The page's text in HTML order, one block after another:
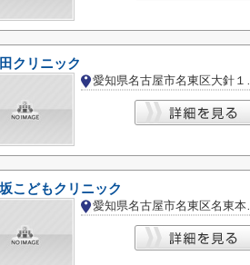
クリニック
愛知
こどもクリニック
愛知県